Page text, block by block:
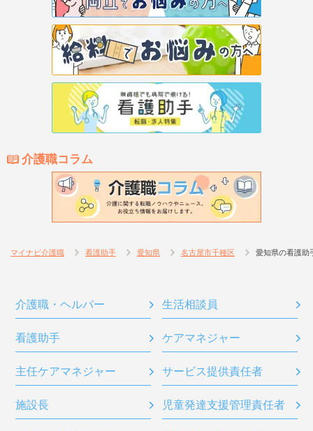
介護職コラム
マイナビ介護職 看護助手 愛知県 名古屋市千種区 愛知県の看護助
介護職・ヘルパー 生活相談員
看護助手 ケアマネジャー
主任ケアマネジャー サービス提供責任者
施設長 児童発達支援管理責任者